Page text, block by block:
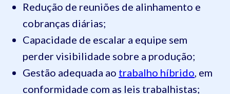
Redução de reuniões de alinhamento e
cobranças diárias;
Capacidade de escalar a equipe sem
perder visibilidade sobre a produção;
Gestão adequada ao trabalho híbrido, em
conformidade com as leis trabalhistas;